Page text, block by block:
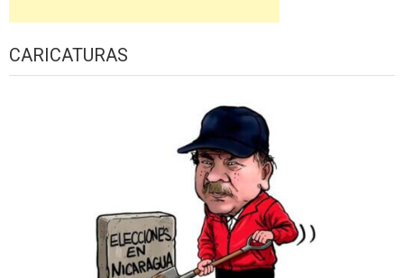
CARICATURAS